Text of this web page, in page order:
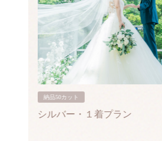
納品50カット
シルバー・１着プラン